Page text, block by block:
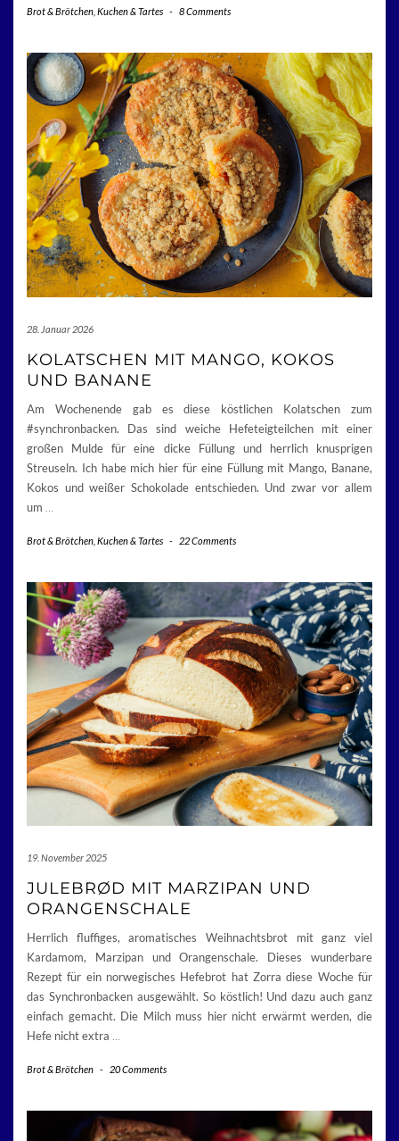
Brot & Brötchen Kuchen & Tartes - 8 Comments
28. Januar 2026
KOLATSCHEN MIT MANGO, KOKOS
UND BANANE
Am Wochenende gab es diese köstlichen Kolatschen zum
#synchronbacken. Das sind weiche Hefeteigteilchen mit einer
großen Mulde für eine dicke Füllung und herrlich knusprigen
Streuseln. Ich habe mich hier für eine Füllung mit Mango, Banane,
Kokos und weißer Schokolade entschieden. Und zwar vor allem
um
Brot & Brötchen Kuchen & Tartes - 22 Comments
19. November 2025
JULEBRØD MIT MARZIPAN UND
ORANGENSCHALE
Herrlich fluffiges, aromatisches Weihnachtsbrot mit ganz viel
Kardamom, Marzipan und Orangenschale. Dieses wunderbare
Rezept für ein norwegisches Hefebrot hat Zorra diese Woche für
das Synchronbacken ausgewählt. So köstlich! Und dazu auch ganz
einfach gemacht. Die Milch muss hier nicht erwärmt werden, die
Hefe nicht extra …
Brot & Brötchen - 20 Comments